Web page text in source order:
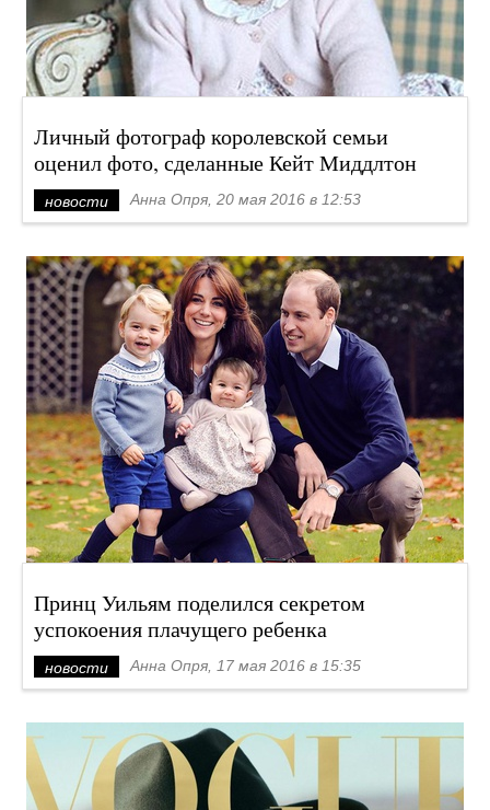
Личный фотограф королевской семьи
оценил фото, сделанные Кейт Миддлтон
новости Анна Опря, 20 мая 2016 в 12:53
Принц Уильям поделился секретом
успокоения плачущего ребенка
новости Анна Опря, 17 мая 2016 в 15:35